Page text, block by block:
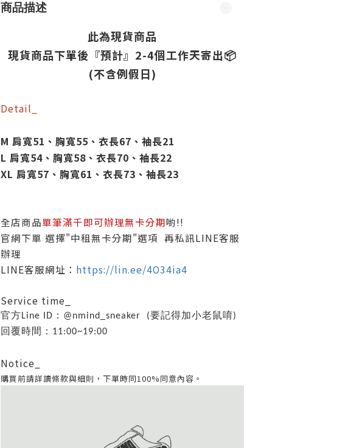
商品描述
此為現貨商品
現貨商品下單後『預計』2-4個工作天寄出📦
(不含例假日)
Detail_
M 肩寬51、胸寬55、衣長67、袖長21
L 肩寬54、胸寬58、衣長70、袖長22
XL 肩寬57、胸寬61、衣長73、袖長23
全店商品單筆滿千即可辦理無卡分期喲!!
官網下單 選擇"中租無卡分期"選項 再私訊LINE客服
辦理
LINE客服網址： https://lin.ee/4O34ia4
Service time_
官方Line ID：@nmind_sneaker (要記得加小老鼠唷)
回覆時間：11:00~19:00
Notice_
購買前請詳讀條款與細則， 下單時同100%同意內容。